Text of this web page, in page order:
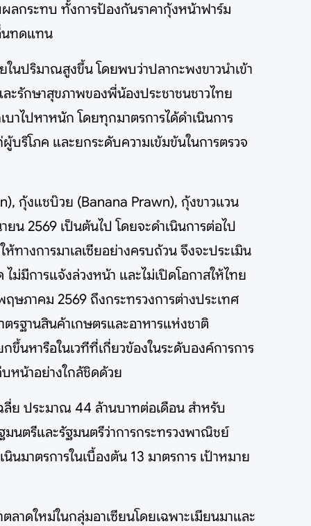
ผลกระทบ ทั้งการป้องกันราคากุ้งหน้าฟาร์ม
นทดแทน
ในปริมาณสูงขึ้น โดยพบว่าปลากะพงขาวนำเข้า
ะรักษาสุขภาพของพี่น้องประชาชนชาวไทย
าไปหาหนัก โดยทุกมาตรการได้ดำเนินการ
ริโภค และยกระดับความเข้มข้นในการตรวจ
กุ้งแชบ๊วย (Banana Prawn), กุ้งขาวแวน
น 2569 เป็นต้นไป โดยจะดำเนินการต่อไป
างการมาเลเซียอย่างครบถ้วน จึงจะประเมิน
ม่มีการแจ้งล่วงหน้า และไม่เปิดโอกาสให้ไทย
ษภาคม 2569 ถึงกระทรวงการต่างประเทศ
รฐานสินค้าเกษตรและอาหารแห่งชาติ
นหารือในเวทีที่เกี่ยวข้องในระดับองค์การการ
บหน้าอย่างใกล้ชิดด้วย
ย ประมาณ 44 ล้านบาทต่อเดือน สำหรับ
นตรีและรัฐมนตรีว่าการกระทรวงพาณิชย์
มาตรการในเบื้องต้น 13 มาตรการ เป้าหมาย
าดใหม่ในกลุ่มอาเซียนโดยเฉพาะเมียนมาและ